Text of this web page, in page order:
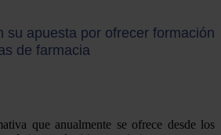
su apuesta por ofrecer formación
de farmacia
que anualmente se ofrece desde los